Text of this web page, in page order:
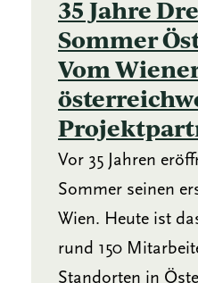
35 Jahre
Sommer
Vom
Vor 35 Jahren
Sommer seinen
Wien. Heute ist
rund 150
Standorten in